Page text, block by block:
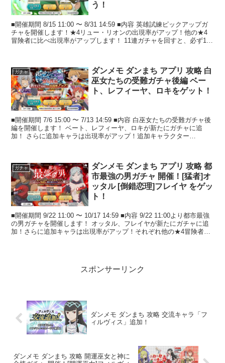
う！
■開催期間 8/15 11:00 〜 8/31 14:59 ■内容 英雄試練ピックアップガ
チャを開催します！★4リュー・リオンの出現率がアップ！他の★4
冒険者に比べ出現率がアップします！ 11連ガチャを回すと、必ず1人
ガチャ
ダンメモ ダンまち アプリ 攻略 白
巫女たちの受難ガチャ後編 ベー
ト、レフィーヤ、ロキをゲット！
■開催期間 7/6 15:00 〜 7/13 14:59 ■内容 白巫女たちの受難ガチャ後
編を開催します！ ベート、レフィーヤ、ロキが新たにガチャに追
加！ さらに追加キャラは出現率がアップ！追加キャラクター
ガチャ
ダンメモ ダンまち アプリ 攻略 都
市最強の男ガチャ 開催！[猛者]オ
ッタル [倒錯恋理]フレイヤ をゲッ
ト！
■開催期間 9/22 11:00 〜 10/17 14:59 ■内容 9/22 11:00より都市最強
の男ガチャを開催します！ オッタル、フレイヤが新たにガチャに追
加！さらに追加キャラは出現率がアップ！それぞれ他の★4冒険者、
スポンサーリンク
ダンメモ ダンまち 攻略 交流キャラ「フ
ィルヴィス」追加！
ダンメモ ダンまち 攻略 開運巫女と神に